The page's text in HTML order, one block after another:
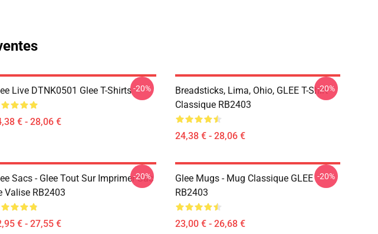
Live DTNK0501 Glee T-Shirts
€ - 28,06 €
-20%
Breadsticks, Lima, Ohio, GLEE T-Shirt
Classique RB2403
24,38 € - 28,06 €
-20%
Sacs - Glee Tout Sur Imprimer Sac
Valise RB2403
€ - 27,55 €
-20%
Glee Mugs - Mug Classique GLEE
RB2403
23,00 € - 26,68 €
-20%